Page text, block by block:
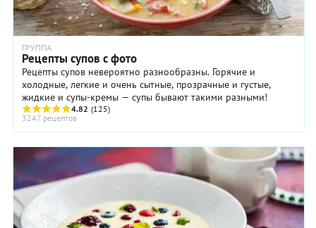
ГРУППА
Рецепты супов с фото
Рецепты супов невероятно разнообразны. Горячие и
холодные, легкие и очень сытные, прозрачные и густые,
жидкие и супы-кремы — супы бывают такими разными!
4.82 (125)
3247 рецептов